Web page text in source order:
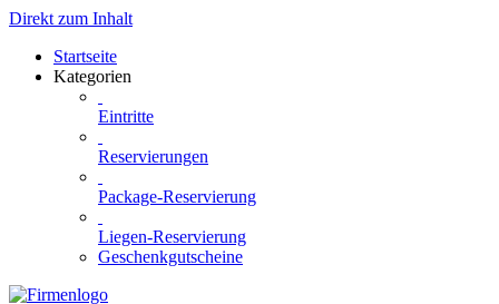
Direkt zum Inhalt
Startseite
Kategorien
Eintritte
Reservierungen
Package-Reservierung
Liegen-Reservierung
Geschenkgutscheine